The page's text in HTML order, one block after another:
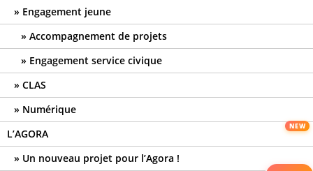
Engagement jeune
Accompagnement de projets
Engagement service civique
CLAS
Numérique
L’AGORA
Un nouveau projet pour l’Agora !